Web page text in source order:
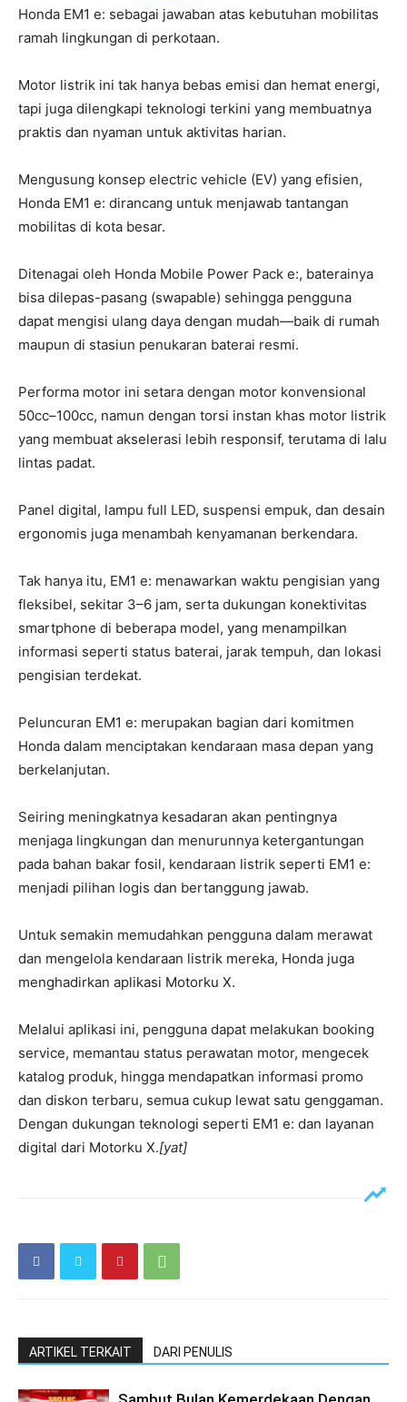
Honda EM1 e: sebagai jawaban atas kebutuhan mobilitas
ramah lingkungan di perkotaan.
Motor listrik ini tak hanya bebas emisi dan hemat energi,
tapi juga dilengkapi teknologi terkini yang membuatnya
praktis dan nyaman untuk aktivitas harian.
Mengusung konsep electric vehicle (EV) yang efisien,
Honda EM1 e: dirancang untuk menjawab tantangan
mobilitas di kota besar.
Ditenagai oleh Honda Mobile Power Pack e:, baterainya
bisa dilepas-pasang (swapable) sehingga pengguna
dapat mengisi ulang daya dengan mudah—baik di rumah
maupun di stasiun penukaran baterai resmi.
Performa motor ini setara dengan motor konvensional
50cc–100cc, namun dengan torsi instan khas motor listrik
yang membuat akselerasi lebih responsif, terutama di lalu
lintas padat.
Panel digital, lampu full LED, suspensi empuk, dan desain
ergonomis juga menambah kenyamanan berkendara.
Tak hanya itu, EM1 e: menawarkan waktu pengisian yang
fleksibel, sekitar 3–6 jam, serta dukungan konektivitas
smartphone di beberapa model, yang menampilkan
informasi seperti status baterai, jarak tempuh, dan lokasi
pengisian terdekat.
Peluncuran EM1 e: merupakan bagian dari komitmen
Honda dalam menciptakan kendaraan masa depan yang
berkelanjutan.
Seiring meningkatnya kesadaran akan pentingnya
menjaga lingkungan dan menurunnya ketergantungan
pada bahan bakar fosil, kendaraan listrik seperti EM1 e:
menjadi pilihan logis dan bertanggung jawab.
Untuk semakin memudahkan pengguna dalam merawat
dan mengelola kendaraan listrik mereka, Honda juga
menghadirkan aplikasi Motorku X.
Melalui aplikasi ini, pengguna dapat melakukan booking
service, memantau status perawatan motor, mengecek
katalog produk, hingga mendapatkan informasi promo
dan diskon terbaru, semua cukup lewat satu genggaman.
Dengan dukungan teknologi seperti EM1 e: dan layanan
digital dari Motorku X.[yat]
ARTIKEL TERKAIT DARI PENULIS